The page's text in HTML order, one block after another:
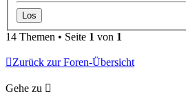
14 Themen • Seite 1 von 1
Zurück zur Foren-Übersicht
Gehe zu